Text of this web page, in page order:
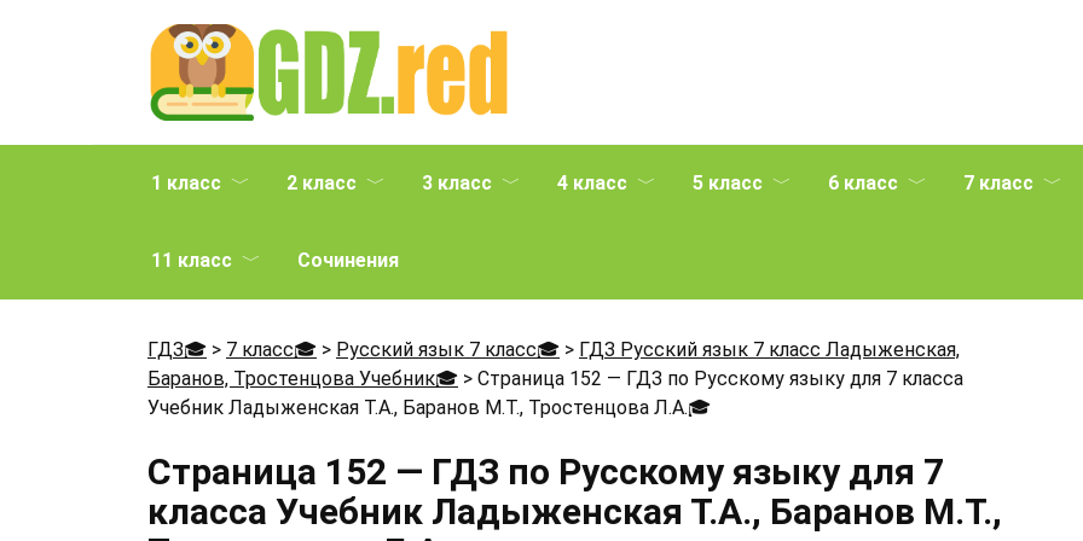
1 класс 2 класс 3 класс 4 класс 5 класс 6 класс 7 класс
11 класс Сочинения
ГДЗ🎓 > 7 класс🎓 > Русский язык 7 класс🎓 > ГДЗ Русский язык 7 класс Ладыженская,
Баранов, Тростенцова Учебник🎓 > Страница 152 — ГДЗ по Русскому языку для 7 класса
Учебник Ладыженская Т.А., Баранов М.Т., Тростенцова Л.А.🎓
Страница 152 — ГДЗ по Русскому языку для 7
класса Учебник Ладыженская Т.А., Баранов М.Т.,